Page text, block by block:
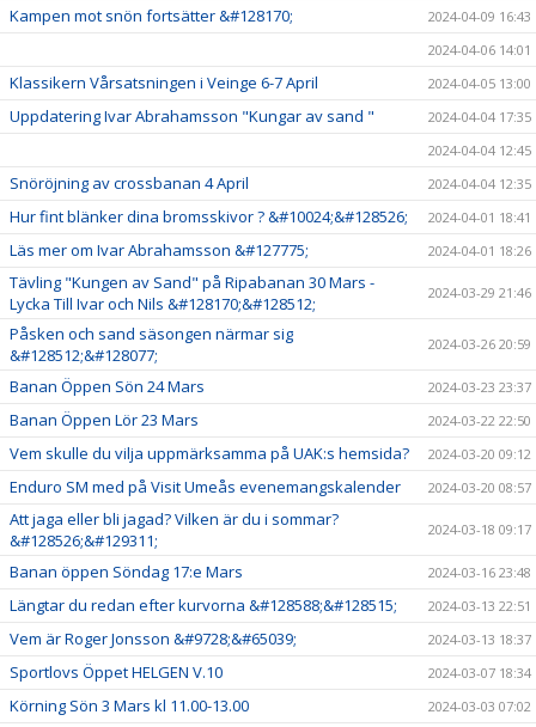
Kampen mot snön fortsätter &#128170;
2024-04-09 16:43
2024-04-06 14:01
Klassikern Vårsatsningen i Veinge 6-7 April 2024-04-05 13:00
Uppdatering Ivar Abrahamsson "Kungar av sand "
2024-04-04 17:35
2024-04-04 12:45
Snöröjning av crossbanan 4 April 2024-04-04 12:35
Hur fint blänker dina bromsskivor ? &#10024;&#128526; 2024-04-01 18:41
Läs mer om Ivar Abrahamsson &#127775; 2024-04-01 18:26
Tävling "Kungen av Sand" på Ripabanan 30 Mars -
Lycka Till Ivar och Nils &#128170;&#128512;
2024-03-29 21:46
Påsken och sand säsongen närmar sig
&#128512;&#128077;
2024-03-26 20:59
Banan Öppen Sön 24 Mars 2024-03-23 23:37
Banan Öppen Lör 23 Mars 2024-03-22 22:50
Vem skulle du vilja uppmärksamma på UAK:s hemsida? 2024-03-20 09:12
Enduro SM med på Visit Umeås evenemangskalender 2024-03-20 08:57
Att jaga eller bli jagad? Vilken är du i sommar?
&#128526;&#129311;
2024-03-18 09:17
Banan öppen Söndag 17:e Mars 2024-03-16 23:48
Längtar du redan efter kurvorna &#128588;&#128515; 2024-03-13 22:51
Vem är Roger Jonsson &#9728;&#65039; 2024-03-13 18:37
Sportlovs Öppet HELGEN V.10 2024-03-07 18:34
Körning Sön 3 Mars kl 11.00-13.00 2024-03-03 07:02